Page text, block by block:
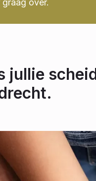
over.
jullie